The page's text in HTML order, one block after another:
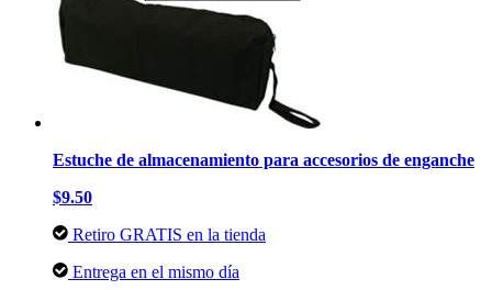
Estuche de almacenamiento para accesorios de enganche
$9.50
Retiro GRATIS en la tienda
Entrega en el mismo día